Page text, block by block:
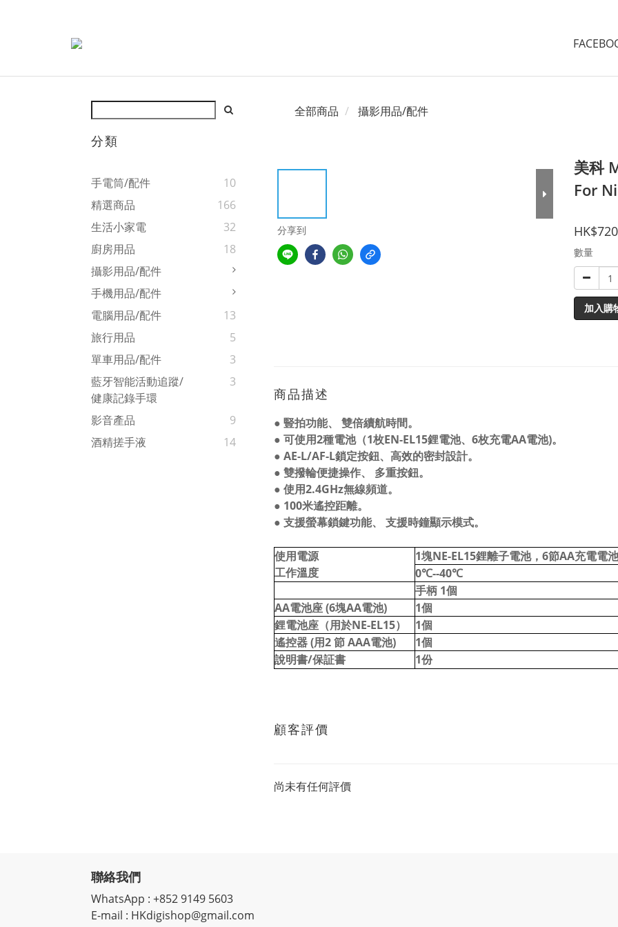
分類
手電筒/配件
10
精選商品
166
生活小家電
32
廚房用品
18
攝影用品/配件
手機用品/配件
電腦用品/配件
13
旅行用品
5
單車用品/配件
3
藍牙智能活動追蹤/
健康記錄手環
3
影音產品
9
酒精搓手液
14
全部商品 攝影用品/配件
分享到
美科
For
數量
加入購
商品描述
● 豎拍功能、
雙倍續航時間。
● 可使用2種電池（1枚EN-EL15鋰電池、 6枚充電AA電池)。
● AE-L/AF-L鎖定按鈕、高效的密封設計。
● 雙撥輪便捷操作、
多重按鈕。
● 使用2.4GHz無線頻道。
● 100米遙控距離。
● 支援螢幕鎖鍵功能、 支援時鐘顯示模式。
使用電源
工作溫度
1塊NE-EL15鋰離子電池， 6節AA充電電池
0℃--40℃
手柄 1個
AA電池座 (6塊AA電池)
1個
鋰電池座（用於NE-EL15） 1個
遙控器 (用2 節 AAA電池)
1個
說明書/保証書
1份
顧客評價
尚未有任何評價
聯絡我們
WhatsApp : +852 9149 5603
E-mail : HKdigishop@gmail.com